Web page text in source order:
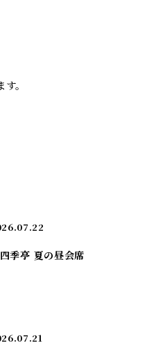
。
季亭 夏の昼会席